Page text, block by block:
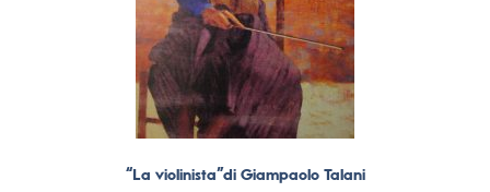
“La violinista”di Giampaolo Talani